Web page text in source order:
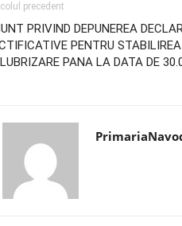
precedent
PRIVIND DEPUNEREA
PENTRU
PANA LA DATA DE